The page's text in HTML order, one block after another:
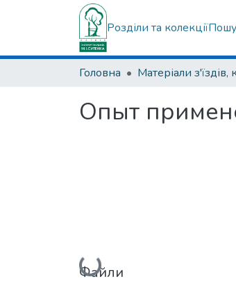
Розділи та колекції
Головна
Опыт
Вантажиться...
Файли